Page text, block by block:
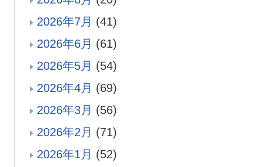
2026年7月 (41)
2026年6月 (61)
2026年5月 (54)
2026年4月 (69)
2026年3月 (56)
2026年2月 (71)
2026年1月 (52)